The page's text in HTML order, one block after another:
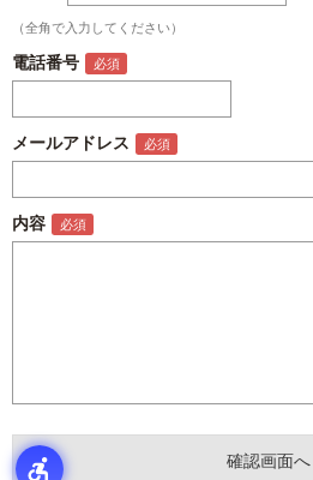
（全角で入力してください）
電話番号
メールアドレス
内容